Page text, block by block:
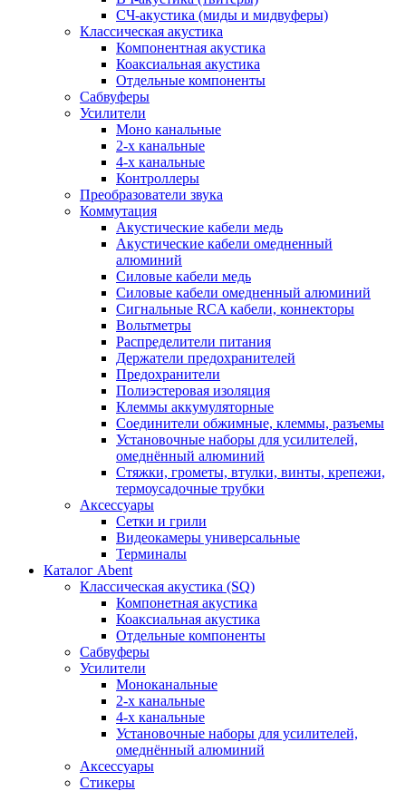
СЧ-акустика (миды и мидвуферы)
Классическая акустика
Компонентная акустика
Коаксиальная акустика
Отдельные компоненты
Сабвуферы
Усилители
Моно канальные
2-х канальные
4-х канальные
Контроллеры
Преобразователи звука
Коммутация
Акустические кабели медь
Акустические кабели омедненный
алюминий
Силовые кабели медь
Силовые кабели омедненный алюминий
Сигнальные RCA кабели, коннекторы
Вольтметры
Распределители питания
Держатели предохранителей
Предохранители
Полиэстеровая изоляция
Клеммы аккумуляторные
Соединители обжимные, клеммы, разъемы
Установочные наборы для усилителей,
омеднённый алюминий
Стяжки, грометы, втулки, винты, крепежи,
термоусадочные трубки
Аксессуары
Сетки и грили
Видеокамеры универсальные
Терминалы
Каталог Abent
Классическая акустика (SQ)
Компонетная акустика
Коаксиальная акустика
Отдельные компоненты
Сабвуферы
Усилители
Моноканальные
2-х канальные
4-х канальные
Установочные наборы для усилителей,
омеднённый алюминий
Аксессуары
Стикеры